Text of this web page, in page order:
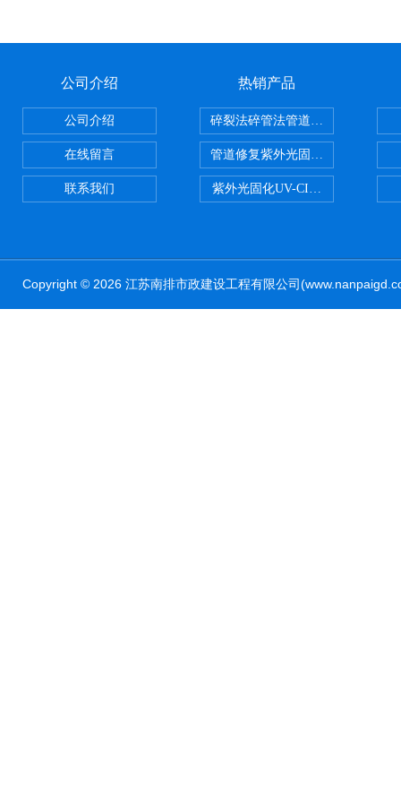
公司介绍
公司介绍
在线留言
联系我们
热销产品
碎裂法碎管法管道修复技术
管道修复紫外光固化修复CIPP内
紫外光固化UV-CIPP修复管道非
Copyright © 2026 江苏南排市政建设工程有限公司